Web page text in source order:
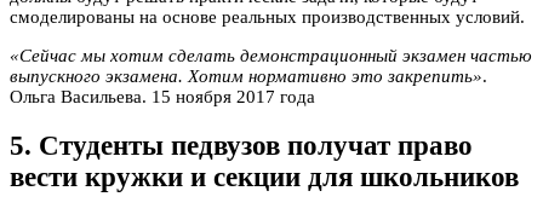
смоделированы на основе реальных производственных условий.
«Сейчас мы хотим сделать демонстрационный экзамен частью
выпускного экзамена. Хотим нормативно это закрепить».
Ольга Васильева. 15 ноября 2017 года
5. Студенты педвузов получат право
вести кружки и секции для школьников